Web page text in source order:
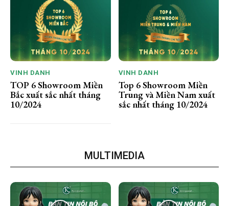
VINH DANH
TOP 6 Showroom Miền
Bắc xuất sắc nhất tháng
10/2024
VINH DANH
Top 6 Showroom Miền
Trung và Miền Nam xuất
sắc nhất tháng 10/2024
MULTIMEDIA